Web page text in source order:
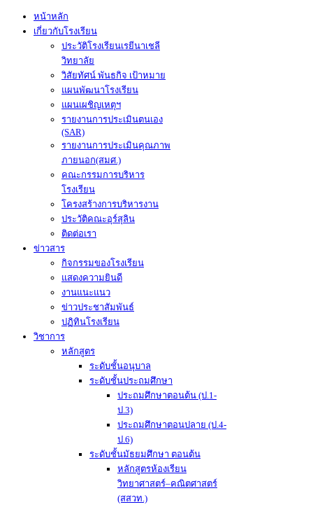
หน้าหลัก
เกี่ยวกับโรงเรียน
ประวัติโรงเรียนเรยีนาเชลี
วิทยาลัย
วิสัยทัศน์ พันธกิจ เป้าหมาย
แผนพัฒนาโรงเรียน
แผนเผชิญเหตุฯ
รายงานการประเมินตนเอง
(SAR)
รายงานการประเมินคุณภาพ
ภายนอก(สมศ.)
คณะกรรมการบริหาร
โรงเรียน
โครงสร้างการบริหารงาน
ประวัติคณะอุร์สุลิน
ติดต่อเรา
ข่าวสาร
กิจกรรมของโรงเรียน
แสดงความยินดี
งานแนะแนว
ข่าวประชาสัมพันธ์
ปฏิทินโรงเรียน
วิชาการ
หลักสูตร
ระดับชั้นอนุบาล
ระดับชั้นประถมศึกษา
ประถมศึกษาตอนต้น (ป.1-
ป.3)
ประถมศึกษาตอนปลาย (ป.4-
ป.6)
ระดับชั้นมัธยมศึกษา ตอนต้น
หลักสูตรห้องเรียน
วิทยาศาสตร์–คณิตศาสตร์
(สสวท.)